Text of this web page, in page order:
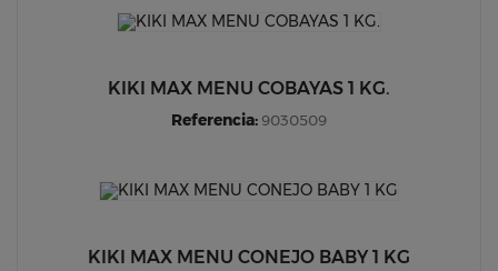
KIKI MAX MENU COBAYAS 1 KG.
Referencia: 9030509
KIKI MAX MENU CONEJO BABY 1 KG